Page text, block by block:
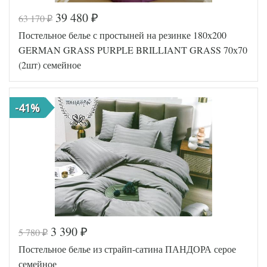
Код товара
570-402
Артикул
FIR1256
5000138
00
Ткань
Сатин
Размер
пододеяльника
160х220
(2шт)
Размер
простыни
240х260
50х70
(2шт),
70х70
(2шт)
Производитель
Karven
(Турция)
Код товара
562-000
Артикул
GG-13182
63 170₽ 39 480 ₽
Постельное белье с простыней на резинке 180х200
GERMAN GRASS PURPLE BRILLIANT GRASS 70х70
(2шт) семейное
-41%
5 780₽ 3 390 ₽
Постельное белье из страйп-сатина ПАНДОРА серое
семейное